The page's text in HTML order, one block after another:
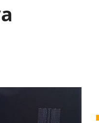
economic al SUA
o simte, nu o spune
structurală a